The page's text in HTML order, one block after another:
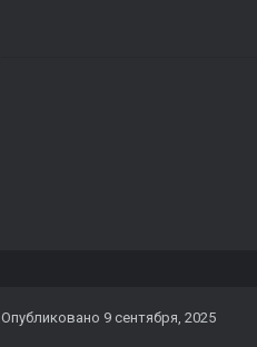
Опубликовано 9 сентября, 2025